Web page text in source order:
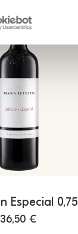
Especial 0,75
36,50 €